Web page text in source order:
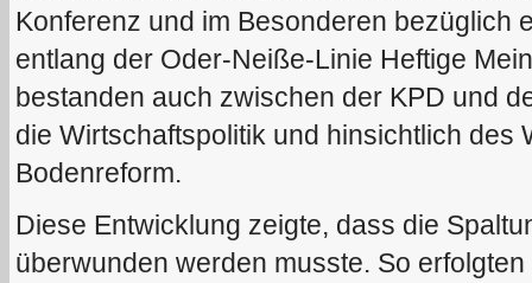
Konferenz und im Besonderen bezüglich
entlang der Oder-Neiße-Linie Heftige
bestanden auch zwischen der KPD und
die Wirtschaftspolitik und hinsichtlich des
Bodenreform.
Diese Entwicklung zeigte, dass die
überwunden werden musste. So